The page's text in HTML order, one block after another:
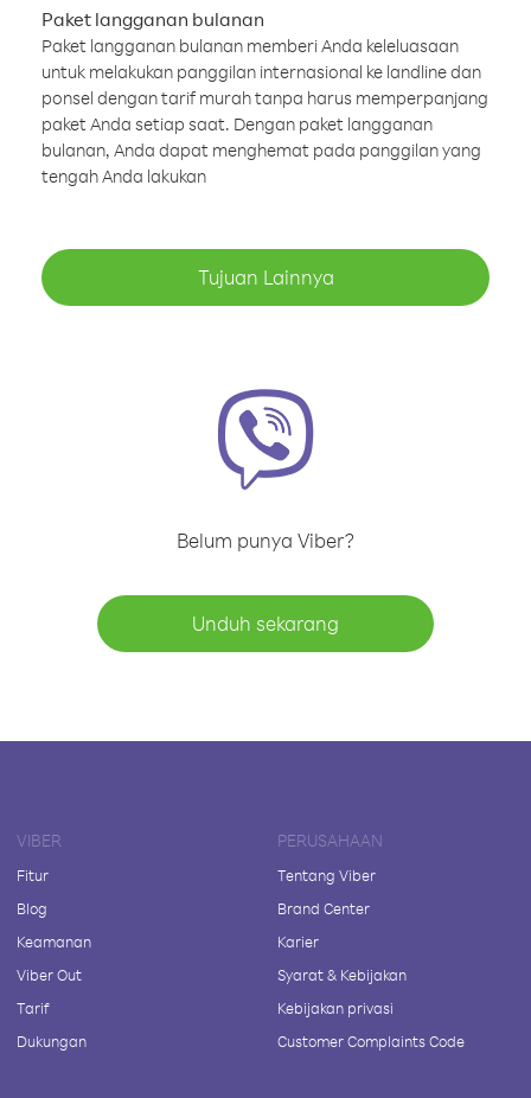
Paket langganan bulanan
Paket langganan bulanan memberi Anda keleluasaan
untuk melakukan panggilan internasional ke landline dan
ponsel dengan tarif murah tanpa harus memperpanjang
paket Anda setiap saat. Dengan paket langganan
bulanan, Anda dapat menghemat pada panggilan yang
tengah Anda lakukan
Tujuan Lainnya
Belum punya Viber?
Unduh sekarang
VIBER
Fitur
Blog
Keamanan
Viber Out
Tarif
Dukungan
PERUSAHAAN
Tentang Viber
Brand Center
Karier
Syarat & Kebijakan
Kebijakan privasi
Customer Complaints Code